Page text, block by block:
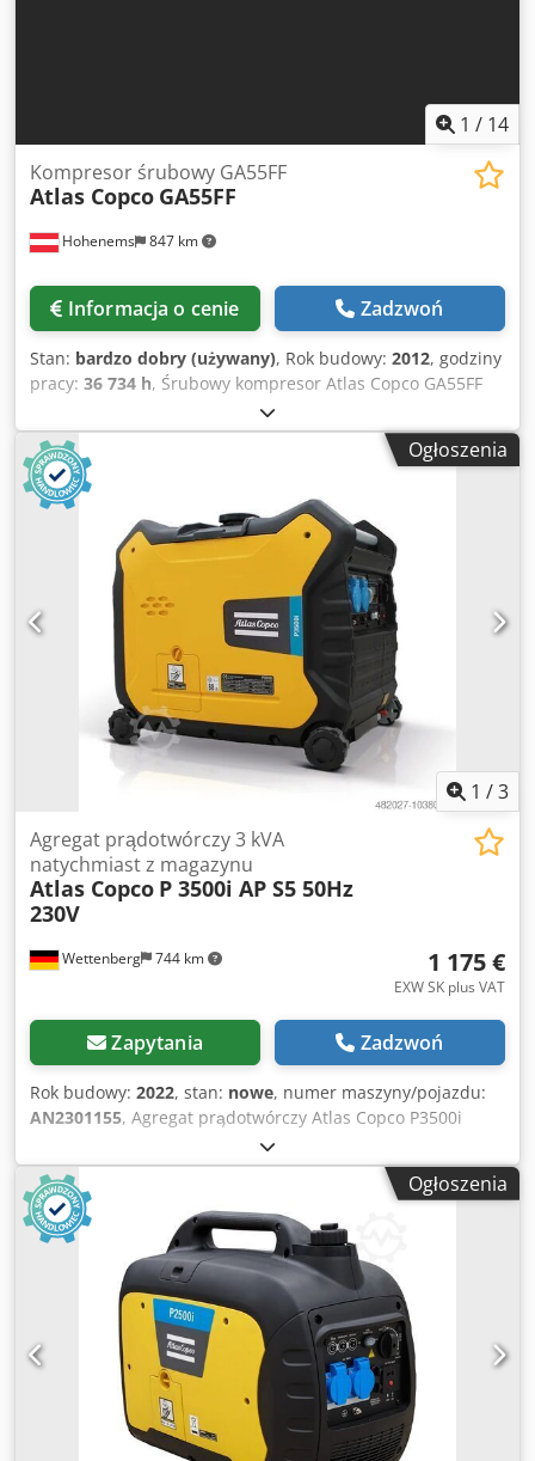
1 / 14
Hohenems 847 km
Kompresor śrubowy GA55FF
Atlas Copco GA55FF
Informacja o cenie Zadzwoń
Stan: bardzo dobry (używany), Rok budowy: 2012, godziny
pracy: 36 734 h, Śrubowy kompresor Atlas Copco GA55FF
Osuszacz zintegrowany 55 kW 9,80 bar 8,87 m³/min Rok
produkcji: 2012 Liczba godzin pracy: 36 734
Chodpszphrwjfx Aayoa
Ogłoszenia
1 /3
Wettenberg 744 km
Agregat prądotwórczy 3 kVA
natychmiast z magazynu
Atlas Copco P 3500i AP S5 50Hz
230V
1 175 €
EXW SK plus VAT
Zapytania Zadzwoń
Rok budowy: 2022, stan: nowe, numer maszyny/pojazdu:
AN2301155, Agregat prądotwórczy Atlas Copco P3500i
Mobilny agregat prądotwórczy Atlas Copco P3500i iP to
lekkie, wydajne i niezawodne źródło mobilnej mocy. Dzięki
wysokiej wydajności paliwowej i kompaktowym wymiarom
agregat prądotwórczy jest wszechstronny do codziennego
użytku, do częstych pojedynczych prac, zwykle do
elektronarzędzi jako agregat prądotwórczy z falownikiem
lub jako agregat awaryjny. Ze względu na dobrą izolację
akustyczną, generator awaryjny jest bardzo cichy i niewiele
głośniejszy niż maszynka elektryczna. Generator awaryjny
jest wyposażony w duży zbiornik paliwa, dzięki czemu
może pracować do sześciu godzin przed koniecznością
uzupełnienia paliwa. Pomimo dużego zbiornika paliwa,
generator awaryjny jest wystarczająco kompaktowy i lekki,
Ogłoszenia